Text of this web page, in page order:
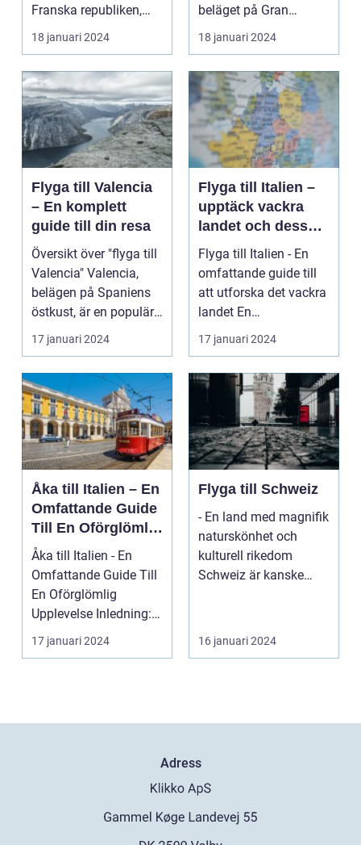
Franska republiken,
känt som Frankrike...
18 januari 2024
beläget på Gran
Canaria i Spanien, er...
18 januari 2024
Flyga till Valencia
– En komplett
guide till din resa
Översikt över "flyga till
Valencia" Valencia,
belägen på Spaniens
östkust, är en populär
destinatio...
17 januari 2024
Flyga till Italien –
upptäck vackra
landet och dess
mångfald
Flyga till Italien - En
omfattande guide till
att utforska det vackra
landet En
övergripande, grun...
17 januari 2024
Åka till Italien – En
Omfattande Guide
Till En Oförglömlig
Upplevelse
Åka till Italien - En
Omfattande Guide Till
En Oförglömlig
Upplevelse Inledning:
Italien, ett land...
17 januari 2024
Flyga till Schweiz
- En land med magnifik
naturskönhet och
kulturell rikedom
Schweiz är kanske
16 januari 2024
Adress